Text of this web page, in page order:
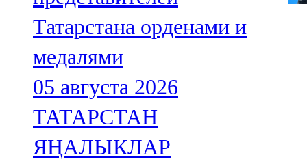
Татарстана орденами и
медалями
05 августа 2026
ТАТАРСТАН
ЯҢАЛЫКЛАР